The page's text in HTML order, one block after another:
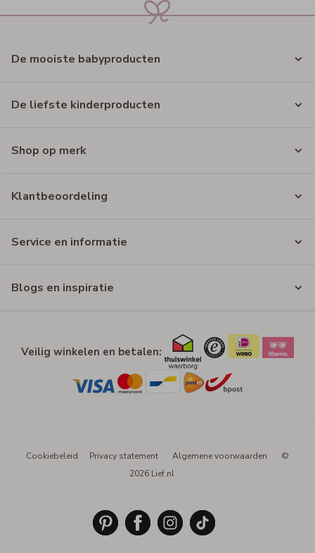
De mooiste babyproducten
De liefste kinderproducten
Shop op merk
Klantbeoordeling
Service en informatie
Blogs en inspiratie
Veilig winkelen en betalen:
Cookiebeleid Privacy statement Algemene voorwaarden
©
2026 Lief.nl